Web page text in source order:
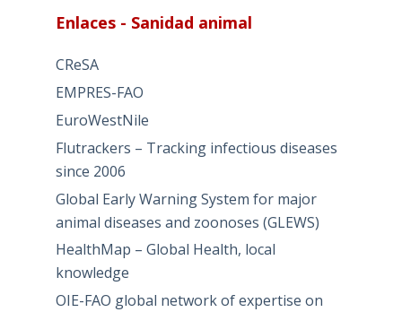
Enlaces - Sanidad animal
CReSA
EMPRES-FAO
EuroWestNile
Flutrackers – Tracking infectious diseases
since 2006
Global Early Warning System for major
animal diseases and zoonoses (GLEWS)
HealthMap – Global Health, local
knowledge
OIE-FAO global network of expertise on